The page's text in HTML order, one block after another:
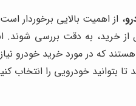
، از اهمیت بالایی برخوردار
خرید، به دقت بررسی
که در مورد خرید خودرو
خودرویی را انتخاب